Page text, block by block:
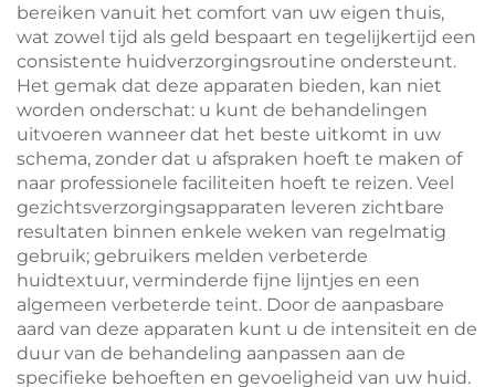
bereiken vanuit het comfort van uw eigen thuis,
wat zowel tijd als geld bespaart en tegelijkertijd een
consistente huidverzorgingsroutine ondersteunt.
Het gemak dat deze apparaten bieden, kan niet
worden onderschat: u kunt de behandelingen
uitvoeren wanneer dat het beste uitkomt in uw
schema, zonder dat u afspraken hoeft te maken of
naar professionele faciliteiten hoeft te reizen. Veel
gezichtsverzorgingsapparaten leveren zichtbare
resultaten binnen enkele weken van regelmatig
gebruik; gebruikers melden verbeterde
huidtextuur, verminderde fijne lijntjes en een
algemeen verbeterde teint. Door de aanpasbare
aard van deze apparaten kunt u de intensiteit en de
duur van de behandeling aanpassen aan de
specifieke behoeften en gevoeligheid van uw huid.